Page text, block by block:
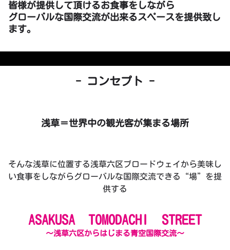
皆様が提供して頂けるお食事をしながら
グローバルな国際交流が出来るスペースを提供致し
ます。
- コンセプト -
浅草＝世界中の観光客が集まる場所
そんな浅草に位置する浅草六区ブロードウェイから美味し
い食事をしながらグローバルな国際交流できる“場”を提
供する
ASAKUSA TOMODACHI STREET
～浅草六区からはじまる青空国際交流～